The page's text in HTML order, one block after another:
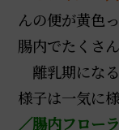
んの便が黄色
腸内でたくさ
離乳期になる
様子は一気に
／腸内フローラ